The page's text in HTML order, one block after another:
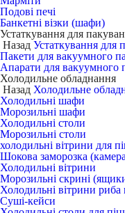
Подові печі
Банкетні візки (шафи)
Устаткування для
Назад Устаткування для
Пакети для вакуумного
Апарати для вакуумного
Холодильне обладнання
Назад Холодильне
Холодильні шафи
Морозильні шафи
Холодильні столи
Морозильні столи
холодильні вітрини для
Шокова заморозка
Холодильні вітрини
Морозильні скрині
Холодильні вітрини риба
Суші-кейси